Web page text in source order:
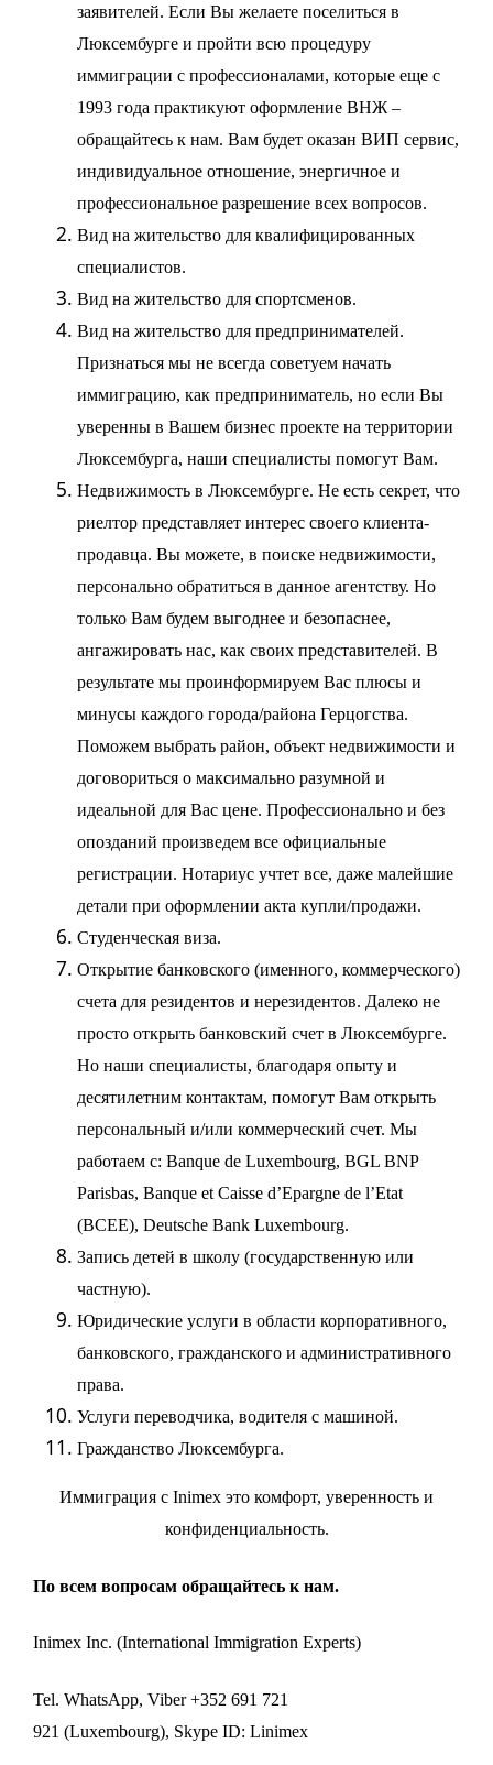
заявителей. Если Вы желаете поселиться в
Люксембурге и пройти всю процедуру
иммиграции с профессионалами, которые еще с
1993 года практикуют оформление ВНЖ –
обращайтесь к нам. Вам будет оказан ВИП сервис,
индивидуальное отношение, энергичное и
профессиональное разрешение всех вопросов.
Вид на жительство для квалифицированных
специалистов.
Вид на жительство для спортсменов.
Вид на жительство для предпринимателей.
Признаться мы не всегда советуем начать
иммиграцию, как предприниматель, но если Вы
уверенны в Вашем бизнес проекте на территории
Люксембурга, наши специалисты помогут Вам.
Недвижимость в Люксембурге. Не есть секрет, что
риелтор представляет интерес своего клиента-
продавца. Вы можете, в поиске недвижимости,
персонально обратиться в данное агентству. Но
только Вам будем выгоднее и безопаснее,
ангажировать нас, как своих представителей. В
результате мы проинформируем Вас плюсы и
минусы каждого города/района Герцогства.
Поможем выбрать район, объект недвижимости и
договориться о максимально разумной и
идеальной для Вас цене. Профессионально и без
опозданий произведем все официальные
регистрации. Нотариус учтет все, даже малейшие
детали при оформлении акта купли/продажи.
Студенческая виза.
Открытие банковского (именного, коммерческого)
счета для резидентов и нерезидентов. Далеко не
просто открыть банковский счет в Люксембурге.
Но наши специалисты, благодаря опыту и
десятилетним контактам, помогут Вам открыть
персональный и/или коммерческий счет. Мы
работаем с: Banque de Luxembourg, BGL BNP
Parisbas, Banque et Caisse d’Epargne de l’Etat
(BCEE), Deutsche Bank Luxembourg.
Запись детей в школу (государственную или
частную).
Юридические услуги в области корпоративного,
банковского, гражданского и административного
права.
Услуги переводчика, водителя с машиной.
Гражданство Люксембурга.
Иммиграция с Inimex это комфорт, уверенность и
конфиденциальность.
По всем вопросам обращайтесь к нам.
Inimex Inc. (International Immigration Experts)
Tel. WhatsApp, Viber+352 691 721
921 (Luxembourg), Skype ID: Linimex